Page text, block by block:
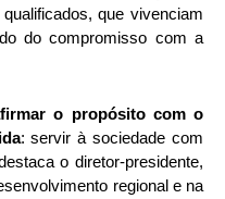
que vivenciam
do compromisso com a
o propósito com o
: servir à sociedade com
o diretor-presidente,
regional e na